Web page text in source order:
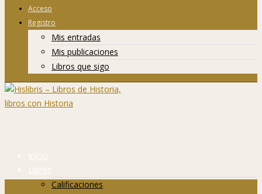
Acceso
Registro
Mis entradas
Mis publicaciones
Libros que sigo
Inicio
Libros
Calificaciones